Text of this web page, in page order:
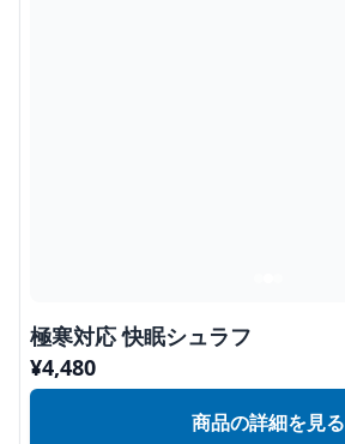
極寒対応 快眠シュラフ
¥4,480
商品の詳細を見る